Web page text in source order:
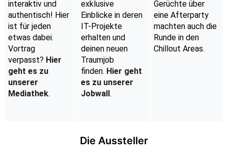
interaktiv und
authentisch! Hier
ist für jeden
etwas dabei.
Vortrag
verpasst? Hier
geht es zu
unserer
Mediathek.
exklusive
Einblicke in deren
IT-Projekte
erhalten und
deinen neuen
Traumjob
finden. Hier geht
es zu unserer
Jobwall .
Gerüchte über
eine Afterparty
machten auch die
Runde in den
Chillout Areas.
Die Aussteller